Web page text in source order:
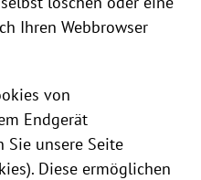
Ihren Webbrowser
von
Endgerät
Sie unsere Seite
Diese ermöglichen